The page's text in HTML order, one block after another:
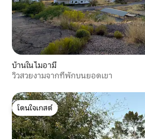
บ้านใน ไมอามี
วิวสวยงามจากที่พักบนยอดเขา
โดนใจเกสต์
โดนใจเกสต์